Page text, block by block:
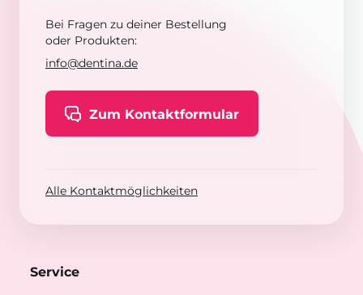
Bei Fragen zu deiner Bestellung
oder Produkten:
info@dentina.de
Zum Kontaktformular
Alle Kontaktmöglichkeiten
Service